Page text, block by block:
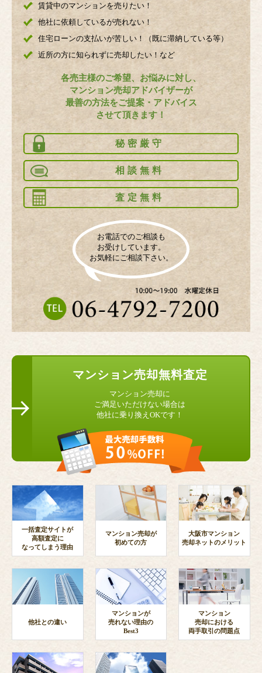
賃貸中のマンションを売りたい！
他社に依頼しているが売れない！
住宅ローンの支払いが苦しい！（既に滞納している等）
近所の方に知られずに売却したい！など
各売主様のご希望、お悩みに対し、
マンション売却アドバイザーが
最善の方法をご提案・アドバイス
させて頂きます！
秘密厳守
相談無料
査定無料
お電話でのご相談も
お受けしています。
お気軽にご相談下さい。
マンション売却無料査定
マンション売却に
ご満足いただけない場合は
他社に乗り換えOKです！
一括査定サイトが
高額査定に
なってしまう理由
マンション売却が
初めての方
大阪市マンション
売却ネットのメリット
他社との違い
マンションが
売れない理由の
Best3
マンション
売却における
両手取引の問題点